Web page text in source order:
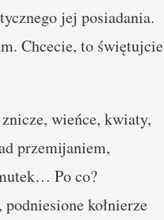
jej posiadania.
Chcecie, to świętujcie
wieńce, kwiaty,
przemijaniem,
Po co?
kołnierze